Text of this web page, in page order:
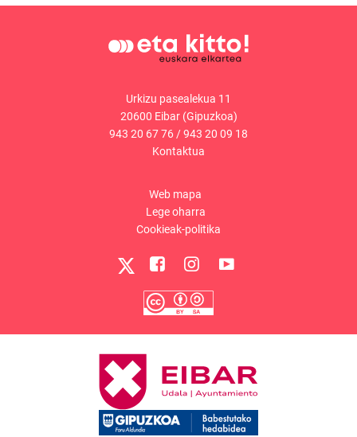
Urkizu pasealekua 11
20600 Eibar (Gipuzkoa)
943 20 67 76/943 20 09 18
Kontaktua
Web mapa
Lege oharra
Cookieak-politika